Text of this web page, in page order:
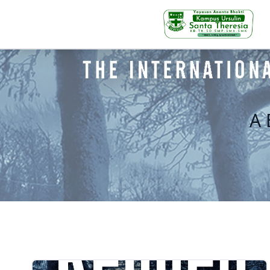
KB-TK
Beranda
Profil
Visi Misi & Nilai Serviam
Struktur Organisasi
Prestasi
A